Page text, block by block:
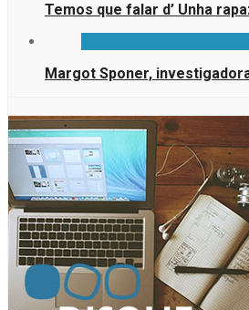
Temos que falar d’ Unha
Margot Sponer,